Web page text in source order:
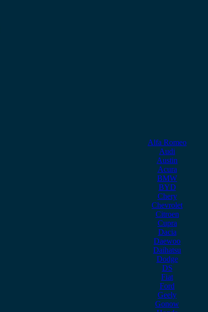
Alfa Romeo
Audi
Austin
Acura
BMW
BYD
Chery
Chevrolet
Citroen
Cupra
Dacia
Daewoo
Daihatsu
Dodge
DS
Fiat
Ford
Geely
Gonow